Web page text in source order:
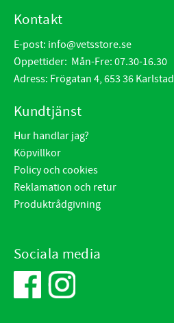
Kontakt
E-post: info@vetsstore.se
Öppettider: Mån-Fre: 07.30-16.30
Adress: Frögatan 4, 653 36 Karlstad
Kundtjänst
Hur handlar jag?
Köpvillkor
Policy och cookies
Reklamation och retur
Produktrådgivning
Sociala media